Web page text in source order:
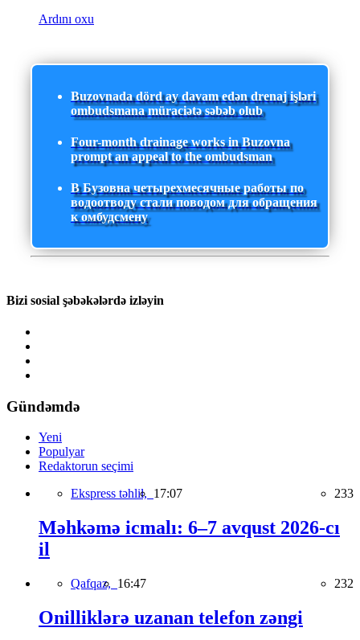
Ardını oxu
Buzovnada dörd ay davam edən drenaj işləri
ombudsmana müraciətə səbəb olub
Four-month drainage works in Buzovna
prompt an appeal to the ombudsman
В Бузовна четырехмесячные работы по
водоотводу стали поводом для обращения
к омбудсмену
Bizi sosial şəbəkələrdə izləyin
Gündəmdə
Yeni
Populyar
Redaktorun seçimi
Ekspress təhlil, 17:07 233
Məhkəmə icmalı: 6–7 avqust 2026-cı
il
Qafqaz, 16:47 232
Onilliklərə uzanan telefon zəngi